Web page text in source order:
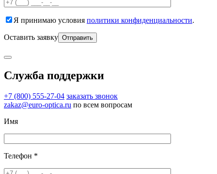
Я принимаю условия политики конфиденциальности.
Оставить заявку
Служба поддержки
+7 (800) 555-27-04 заказать звонок
zakaz@euro-optica.ru по всем вопросам
Имя
Телефон *